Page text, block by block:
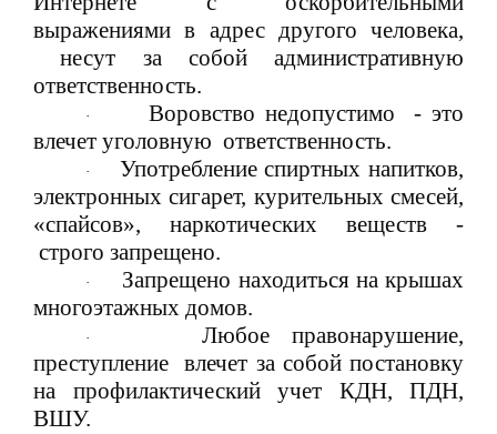
выражениями в адрес другого человека,
несут за собой административную
ответственность.
·
Воровство недопустимо - это
влечет уголовную ответственность.
·
Употребление спиртных напитков,
электронных сигарет, курительных смесей,
«спайсов», наркотических веществ -
строго запрещено.
·
Запрещено находиться на крышах
многоэтажных домов.
·
Любое правонарушение,
преступление влечет за собой постановку
на профилактический учет КДН, ПДН,
ВШУ.